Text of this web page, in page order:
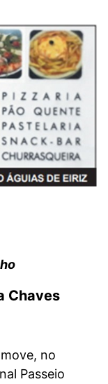
Chaves
no
Passeio